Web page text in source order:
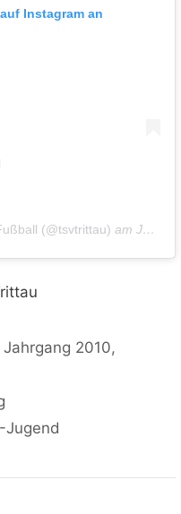
Instagram an
(@tsvtrittau) am Jan 4, 2020 um 11:09 PST
Jahrgang 2010,
Jugend